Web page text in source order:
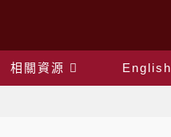
相關資源
English